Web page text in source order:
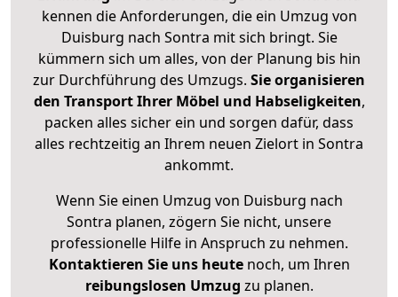
kennen die Anforderungen, die ein Umzug von
Duisburg nach Sontra mit sich bringt. Sie
kümmern sich um alles, von der Planung bis hin
zur Durchführung des Umzugs. Sie organisieren
den Transport Ihrer Möbel und Habseligkeiten,
packen alles sicher ein und sorgen dafür, dass
alles rechtzeitig an Ihrem neuen Zielort in Sontra
ankommt.
Wenn Sie einen Umzug von Duisburg nach
Sontra planen, zögern Sie nicht, unsere
professionelle Hilfe in Anspruch zu nehmen.
Kontaktieren Sie uns heutenoch, um Ihren
reibungslosen Umzug zu planen.